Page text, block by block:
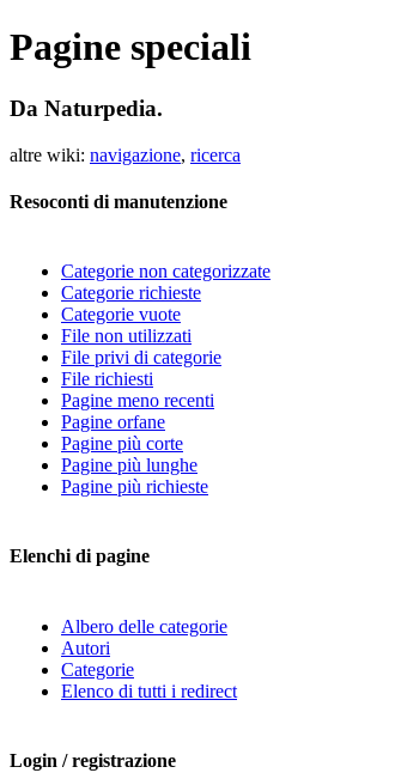
Pagine speciali
Da Naturpedia.
altre wiki: navigazione, ricerca
Resoconti di manutenzione
Categorie non categorizzate
Categorie richieste
Categorie vuote
File non utilizzati
File privi di categorie
File richiesti
Pagine meno recenti
Pagine orfane
Pagine più corte
Pagine più lunghe
Pagine più richieste
Elenchi di pagine
Albero delle categorie
Autori
Categorie
Elenco di tutti i redirect
Login / registrazione